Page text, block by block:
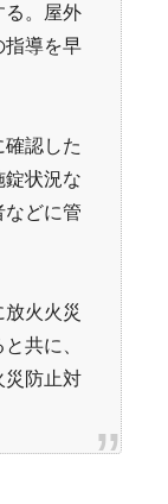
る。屋外
指導を早
認した
錠状況な
などに管
火火災
共に、
災防止対